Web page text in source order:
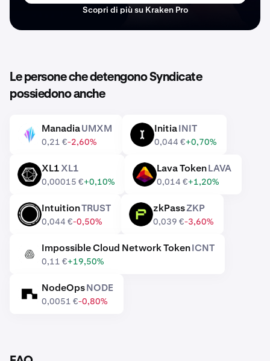
Scopri di più su Kraken Pro
Le persone che detengono Syndicate
possiedono anche
UMXM ManadiaUMXM
0,21 €-2,60%
InitiaINIT
0,044 €+0,70%
XL1 XL1XL1
0,00015 €+0,10%
LAVA Lava TokenLAVA
0,014 €+1,20%
IntuitionTRUST
0,044 €-0,50%
ZKP zkPassZKP
0,039 €-3,60%
ICNT Impossible Cloud Network TokenICNT
0,11 €+19,50%
NODE NodeOpsNODE
0,0051 €-0,80%